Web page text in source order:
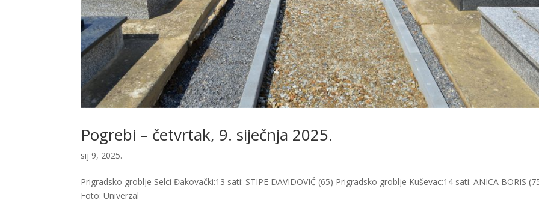
Pogrebi – četvrtak, 9. siječnja 2025.
sij 9, 2025.
Prigradsko groblje Selci Đakovački:13 sati: STIPE DAVIDOVIĆ (65) Prigradsko groblje Kuševac:14 sati: ANICA BORIS
Foto: Univerzal